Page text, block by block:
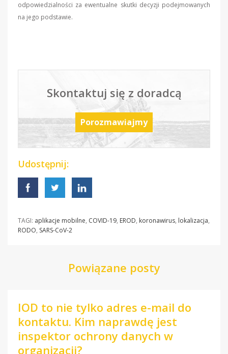
odpowiedzialności za ewentualne skutki decyzji podejmowanych
na jego podstawie.
Skontaktuj się z doradcą
Porozmawiajmy
Udostępnij:
TAGI: aplikacje mobilne, COVID-19, EROD, koronawirus, lokalizacja,
RODO, SARS-CoV-2
Powiązane posty
IOD to nie tylko adres e-mail do
kontaktu. Kim naprawdę jest
inspektor ochrony danych w
organizacji?